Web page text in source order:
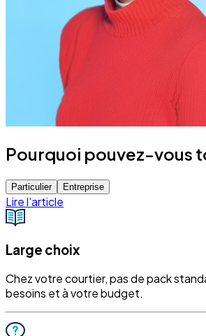
Pourquoi pouvez-vous
Particulier Entreprise
Lire l'article
Large choix
Chez votre courtier, pas de pack
besoins et à votre budget.